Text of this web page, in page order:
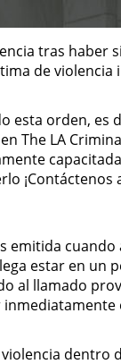
tras haber
de violencia
esta orden, es
The LA
¡Contáctenos
emitida cuando
estar en un
al llamado
dentro